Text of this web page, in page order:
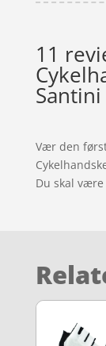
11
Santini
Vær den
Du skal være